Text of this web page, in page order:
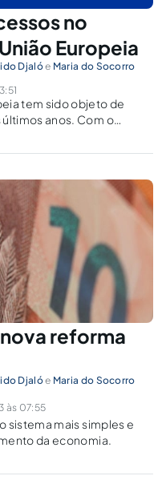
no
Europeia
Djalóe Maria do Socorro
tem sido objeto de
anos. Com o
União Europeia, o acordo
reforma
Djalóe Maria do Socorro
às 07:55
sistema mais simples e
da economia.